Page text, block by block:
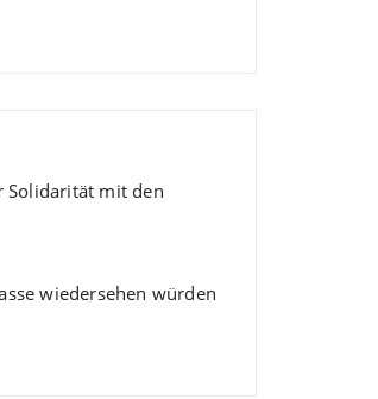
Solidarität mit den
wiedersehen würden